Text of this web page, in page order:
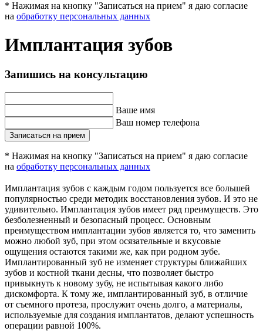
* Нажимая на кнопку "Записаться на прием" я даю согласие
на обработку персональных данных
Имплантация зубов
Запишись на консультацию
Ваше имя
Ваш номер телефона
Записаться на прием
* Нажимая на кнопку "Записаться на прием" я даю согласие
на обработку персональных данных
Имплантация зубов с каждым годом пользуется все большей
популярностью среди методик восстановления зубов. И это не
удивительно. Имплантация зубов имеет ряд преимуществ. Это
безболезненный и безопасный процесс. Основным
преимуществом имплантации зубов является то, что заменить
можно любой зуб, при этом осязательные и вкусовые
ощущения остаются такими же, как при родном зубе.
Имплантированный зуб не изменяет структуры ближайших
зубов и костной ткани десны, что позволяет быстро
привыкнуть к новому зубу, не испытывая какого либо
дискомфорта. К тому же, имплантированный зуб, в отличие
от съемного протеза, прослужит очень долго, а материалы,
используемые для создания имплантатов, делают успешность
операции равной 100%.